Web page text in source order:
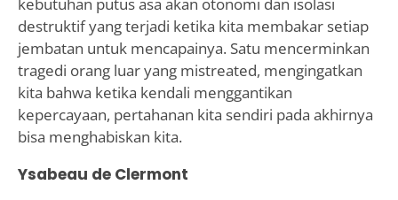
destruktif yang terjadi ketika kita membakar setiap
jembatan untuk mencapainya. Satu mencerminkan
tragedi orang luar yang mistreated, mengingatkan
kita bahwa ketika kendali menggantikan
kepercayaan, pertahanan kita sendiri pada akhirnya
bisa menghabiskan kita.
Ysabeau de Clermont